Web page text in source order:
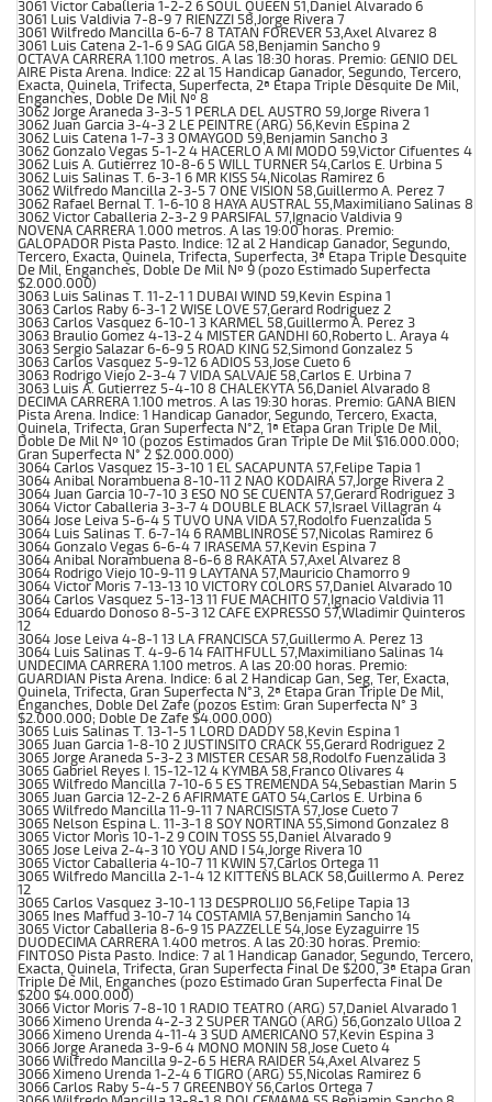
3061 Victor Caballeria 1-2-2 6 SOUL QUEEN 51,Daniel Alvarado 6
3061 Luis Valdivia 7-8-9 7 RIENZZI 58,Jorge Rivera 7
3061 Wilfredo Mancilla 6-6-7 8 TATAN FOREVER 53,Axel Alvarez 8
3061 Luis Catena 2-1-6 9 SAG GIGA 58,Benjamin Sancho 9
OCTAVA CARRERA 1.100 metros. A las 18:30 horas. Premio: GENIO DEL
AIRE Pista Arena. Indice: 22 al 15 Handicap Ganador, Segundo, Tercero,
Exacta, Quinela, Trifecta, Superfecta, 2ª Etapa Triple Desquite De Mil,
Enganches, Doble De Mil Nº 8
3062 Jorge Araneda 3-3-5 1 PERLA DEL AUSTRO 59,Jorge Rivera 1
3062 Juan Garcia 3-4-3 2 LE PEINTRE (ARG) 56,Kevin Espina 2
3062 Luis Catena 1-7-3 3 OMAYGOD 59,Benjamin Sancho 3
3062 Gonzalo Vegas 5-1-2 4 HACERLO A MI MODO 59,Victor Cifuentes 4
3062 Luis A. Gutierrez 10-8-6 5 WILL TURNER 54,Carlos E. Urbina 5
3062 Luis Salinas T. 6-3-1 6 MR KISS 54,Nicolas Ramirez 6
3062 Wilfredo Mancilla 2-3-5 7 ONE VISION 58,Guillermo A. Perez 7
3062 Rafael Bernal T. 1-6-10 8 HAYA AUSTRAL 55,Maximiliano Salinas 8
3062 Victor Caballeria 2-3-2 9 PARSIFAL 57,Ignacio Valdivia 9
NOVENA CARRERA 1.000 metros. A las 19:00 horas. Premio:
GALOPADOR Pista Pasto. Indice: 12 al 2 Handicap Ganador, Segundo,
Tercero, Exacta, Quinela, Trifecta, Superfecta, 3ª Etapa Triple Desquite
De Mil, Enganches, Doble De Mil Nº 9 (pozo Estimado Superfecta
$2.000.000)
3063 Luis Salinas T. 11-2-1 1 DUBAI WIND 59,Kevin Espina 1
3063 Carlos Raby 6-3-1 2 WISE LOVE 57,Gerard Rodriguez 2
3063 Carlos Vasquez 6-10-1 3 KARMEL 58,Guillermo A. Perez 3
3063 Braulio Gomez 4-13-2 4 MISTER GANDHI 60,Roberto L. Araya 4
3063 Sergio Salazar 6-6-9 5 ROAD KING 52,Simond Gonzalez 5
3063 Carlos Vasquez 5-9-12 6 ADIOS 53,Jose Cueto 6
3063 Rodrigo Viejo 2-3-4 7 VIDA SALVAJE 58,Carlos E. Urbina 7
3063 Luis A. Gutierrez 5-4-10 8 CHALEKYTA 56,Daniel Alvarado 8
DECIMA CARRERA 1.100 metros. A las 19:30 horas. Premio: GANA BIEN
Pista Arena. Indice: 1 Handicap Ganador, Segundo, Tercero, Exacta,
Quinela, Trifecta, Gran Superfecta N°2, 1ª Etapa Gran Triple De Mil,
Doble De Mil Nº 10 (pozos Estimados Gran Triple De Mil $16.000.000;
Gran Superfecta N° 2 $2.000.000)
3064 Carlos Vasquez 15-3-10 1 EL SACAPUNTA 57,Felipe Tapia 1
3064 Anibal Norambuena 8-10-11 2 NAO KODAIRA 57,Jorge Rivera 2
3064 Juan Garcia 10-7-10 3 ESO NO SE CUENTA 57,Gerard Rodriguez 3
3064 Victor Caballeria 3-3-7 4 DOUBLE BLACK 57,Israel Villagran 4
3064 Jose Leiva 5-6-4 5 TUVO UNA VIDA 57,Rodolfo Fuenzalida 5
3064 Luis Salinas T. 6-7-14 6 RAMBLINROSE 57,Nicolas Ramirez 6
3064 Gonzalo Vegas 6-6-4 7 IRASEMA 57,Kevin Espina 7
3064 Anibal Norambuena 8-6-6 8 RAKATA 57,Axel Alvarez 8
3064 Rodrigo Viejo 10-9-11 9 LAYTANA 57,Mauricio Chamorro 9
3064 Victor Moris 7-13-13 10 VICTORY COLORS 57,Daniel Alvarado 10
3064 Carlos Vasquez 5-13-13 11 FUE MACHITO 57,Ignacio Valdivia 11
3064 Eduardo Donoso 8-5-3 12 CAFE EXPRESSO 57,Wladimir Quinteros
12
3064 Jose Leiva 4-8-1 13 LA FRANCISCA 57,Guillermo A. Perez 13
3064 Luis Salinas T. 4-9-6 14 FAITHFULL 57,Maximiliano Salinas 14
UNDECIMA CARRERA 1.100 metros. A las 20:00 horas. Premio:
GUARDIAN Pista Arena. Indice: 6 al 2 Handicap Gan, Seg, Ter, Exacta,
Quinela, Trifecta, Gran Superfecta N°3, 2ª Etapa Gran Triple De Mil,
Enganches, Doble Del Zafe (pozos Estim: Gran Superfecta N° 3
$2.000.000; Doble De Zafe $4.000.000)
3065 Luis Salinas T. 13-1-5 1 LORD DADDY 58,Kevin Espina 1
3065 Juan Garcia 1-8-10 2 JUSTINSITO CRACK 55,Gerard Rodriguez 2
3065 Jorge Araneda 5-3-2 3 MISTER CESAR 58,Rodolfo Fuenzalida 3
3065 Gabriel Reyes I. 15-12-12 4 KYMBA 58,Franco Olivares 4
3065 Wilfredo Mancilla 7-10-6 5 ES TREMENDA 54,Sebastian Marin 5
3065 Juan Garcia 12-2-2 6 AFIRMATE GATO 54,Carlos E. Urbina 6
3065 Wilfredo Mancilla 11-9-11 7 NARCISISTA 57,Jose Cueto 7
3065 Nelson Espina L. 11-3-1 8 SOY NORTINA 55,Simond Gonzalez 8
3065 Victor Moris 10-1-2 9 COIN TOSS 55,Daniel Alvarado 9
3065 Jose Leiva 2-4-3 10 YOU AND I 54,Jorge Rivera 10
3065 Victor Caballeria 4-10-7 11 KWIN 57,Carlos Ortega 11
3065 Wilfredo Mancilla 2-1-4 12 KITTEN`S BLACK 58,Guillermo A. Perez
12
3065 Carlos Vasquez 3-10-1 13 DESPROLIJO 56,Felipe Tapia 13
3065 Ines Maffud 3-10-7 14 COSTAMIA 57,Benjamin Sancho 14
3065 Victor Caballeria 8-6-9 15 PAZZELLE 54,Jose Eyzaguirre 15
DUODECIMA CARRERA 1.400 metros. A las 20:30 horas. Premio:
FINTOSO Pista Pasto. Indice: 7 al 1 Handicap Ganador, Segundo, Tercero,
Exacta, Quinela, Trifecta, Gran Superfecta Final De $200, 3ª Etapa Gran
Triple De Mil, Enganches (pozo Estimado Gran Superfecta Final De
$200 $4.000.000)
3066 Victor Moris 7-8-10 1 RADIO TEATRO (ARG) 57,Daniel Alvarado 1
3066 Ximeno Urenda 4-2-3 2 SUPER TANGO (ARG) 56,Gonzalo Ulloa 2
3066 Ximeno Urenda 4-11-4 3 SUD AMERICANO 57,Kevin Espina 3
3066 Jorge Araneda 3-9-6 4 MONO MONIN 58,Jose Cueto 4
3066 Wilfredo Mancilla 9-2-6 5 HERA RAIDER 54,Axel Alvarez 5
3066 Ximeno Urenda 1-2-4 6 TIGRO (ARG) 55,Nicolas Ramirez 6
3066 Carlos Raby 5-4-5 7 GREENBOY 56,Carlos Ortega 7